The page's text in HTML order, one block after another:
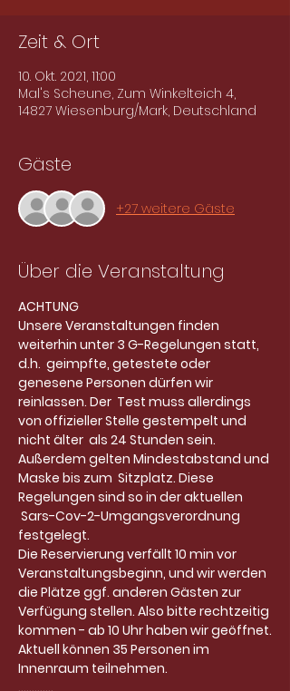
Zeit & Ort
10. Okt. 2021, 11:00
Mal's Scheune, Zum Winkelteich 4,
14827 Wiesenburg/Mark, Deutschland
Gäste
+27 weitere Gäste
Über die Veranstaltung
ACHTUNG
Unsere Veranstaltungen finden
weiterhin unter 3 G-Regelungen statt,
d.h.  geimpfte, getestete oder
genesene Personen dürfen wir
reinlassen. Der  Test muss allerdings
von offizieller Stelle gestempelt und
nicht älter  als 24 Stunden sein.
Außerdem gelten Mindestabstand und
Maske bis zum  Sitzplatz. Diese
Regelungen sind so in der aktuellen
Sars-Cov-2-Umgangsverordnung
festgelegt.
Die Reservierung verfällt 10 min vor
Veranstaltungsbeginn, und wir werden
die Plätze ggf. anderen Gästen zur
Verfügung stellen. Also bitte rechtzeitig
kommen - ab 10 Uhr haben wir geöffnet.
Aktuell können 35 Personen im
Innenraum teilnehmen.
.............